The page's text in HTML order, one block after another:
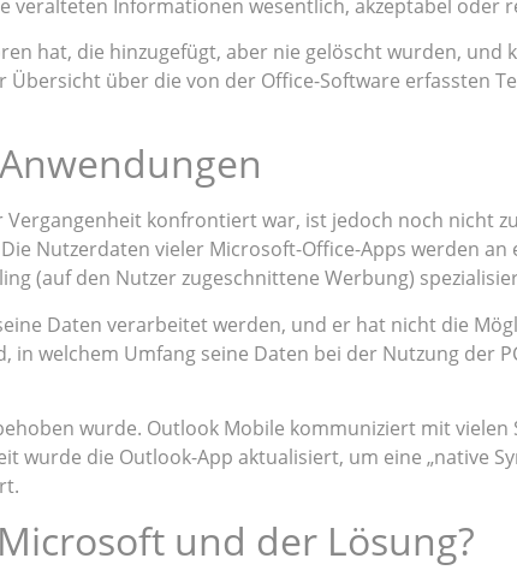
veralteten Informationen wesentlich, akzeptabel oder
hat, die hinzugefügt, aber nie gelöscht wurden, und
Übersicht über die von der Office-Software erfassten
konfrontiert war, ist jedoch noch nicht
Nutzerdaten vieler Microsoft-Office-Apps werden
(auf den Nutzer zugeschnittene Werbung)
Daten verarbeitet werden, und er hat nicht die
welchem Umfang seine Daten bei der Nutzung der
wurde. Outlook Mobile kommuniziert mit vielen
wurde die Outlook-App aktualisiert, um eine „native
und der Lösung?